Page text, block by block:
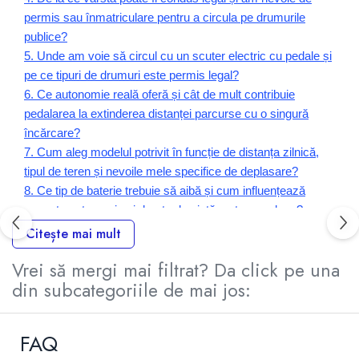
permis sau înmatriculare pentru a circula pe drumurile
publice?
5. Unde am voie să circul cu un scuter electric cu pedale și
pe ce tipuri de drumuri este permis legal?
6. Ce autonomie reală oferă și cât de mult contribuie
pedalarea la extinderea distanței parcurse cu o singură
încărcare?
7. Cum aleg modelul potrivit în funcție de distanța zilnică,
tipul de teren și nevoile mele specifice de deplasare?
8. Ce tip de baterie trebuie să aibă și cum influențează
aceasta autonomia și durata de viață pe termen lung?
9. Ce dotări de siguranță trebuie să aibă și cum mă asigur
că modelul ales respectă normele europene în vigoare?
10. Cum îl încarc corect, cât durează o încărcare completă
și cât mă costă energia electrică consumată lunar?
bateriei?
Citește mai mult
Vrei să mergi mai filtrat? Da click pe una
din subcategoriile de mai jos:
FAQ